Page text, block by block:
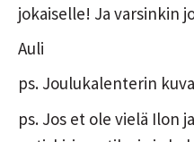
jokaiselle! Ja varsinkin
Auli
ps. Joulukalenterin
ps. Jos et ole vielä Ilon